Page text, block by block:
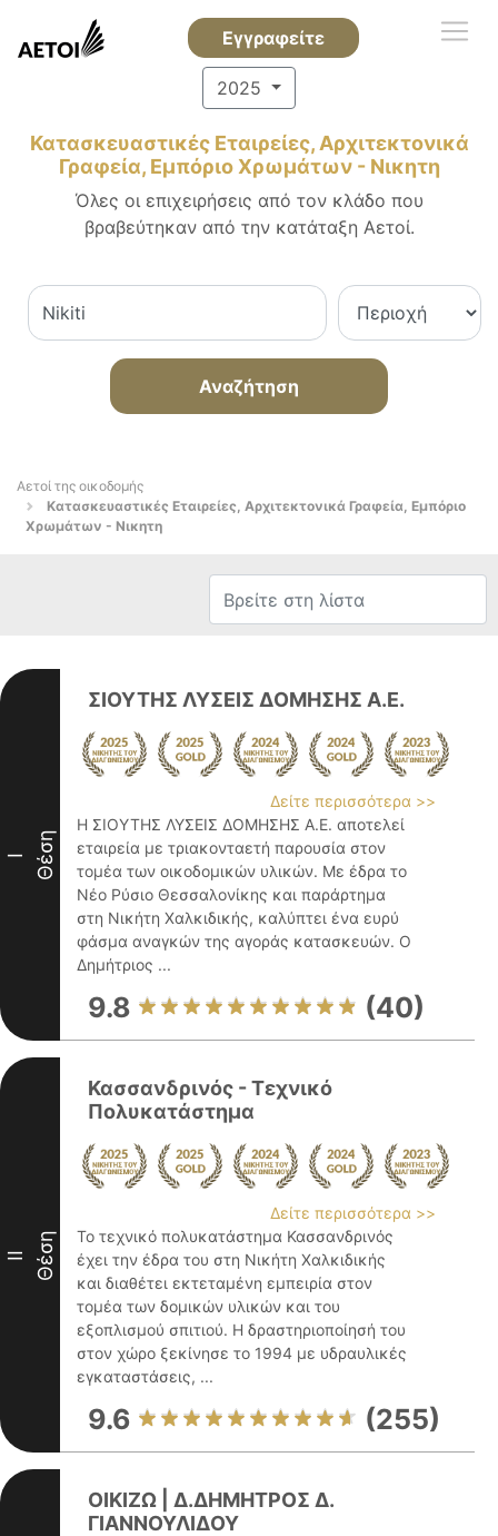
Εγγραφείτε
2025
Κατασκευαστικές Εταιρείες, Αρχιτεκτονικά
Γραφεία, Εμπόριο Χρωμάτων - Νικητη
Όλες οι επιχειρήσεις από τον κλάδο που
βραβεύτηκαν από την κατάταξη Αετοί.
Αναζήτηση
Αετοί της οικοδομής
Κατασκευαστικές Εταιρείες, Αρχιτεκτονικά Γραφεία, Εμπόριο
Χρωμάτων - Νικητη
I Θέση
ΣΙΟΥΤΗΣ ΛΥΣΕΙΣ ΔΟΜΗΣΗΣ Α.Ε.
Δείτε περισσότερα >>
Η ΣΙΟΥΤΗΣ ΛΥΣΕΙΣ ΔΟΜΗΣΗΣ Α.Ε. αποτελεί
εταιρεία με τριακονταετή παρουσία στον
τομέα των οικοδομικών υλικών. Με έδρα το
Νέο Ρύσιο Θεσσαλονίκης και παράρτημα
στη Νικήτη Χαλκιδικής, καλύπτει ένα ευρύ
φάσμα αναγκών της αγοράς κατασκευών. Ο
Δημήτριος ...
9.8 (40)
II Θέση
Κασσανδρινός - Τεχνικό
Πολυκατάστημα
Δείτε περισσότερα >>
Το τεχνικό πολυκατάστημα Κασσανδρινός
έχει την έδρα του στη Νικήτη Χαλκιδικής
και διαθέτει εκτεταμένη εμπειρία στον
τομέα των δομικών υλικών και του
εξοπλισμού σπιτιού. Η δραστηριοποίησή του
στον χώρο ξεκίνησε το 1994 με υδραυλικές
εγκαταστάσεις, ...
9.6 (255)
ΟΙΚΙΖΩ | Δ.ΔΗΜΗΤΡΟΣ Δ.
ΓΙΑΝΝΟΥΛΙΔΟΥ